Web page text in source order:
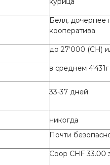
Белл, дочернее
кооператива
до 27'000 (CH)
в среднем 4'431г
33-37 дней
никогда
Почти
Coop CHF 33.00